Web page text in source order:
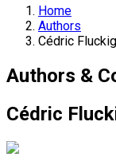
Home
Authors
Cédric
Authors &
Cédric